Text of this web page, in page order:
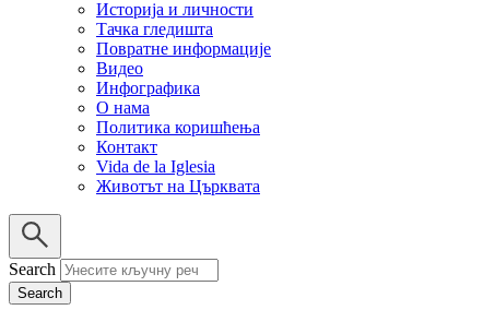
Историја и личности
Тачка гледишта
Повратне информације
Видео
Инфографика
О нама
Политика коришћења
Контакт
Vida de la Iglesia
Животът на Църквата
Search